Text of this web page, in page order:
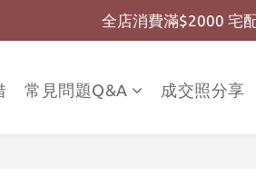
全店消費滿$999 超
全店消費滿$2000 宅
常見問題Q&A 成交照分享